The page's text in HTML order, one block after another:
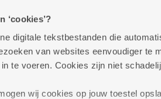
‘cookies’?
digitale tekstbestanden die
van websites eenvoudiger te
te voeren. Cookies zijn niet
wij cookies op jouw toestel
op